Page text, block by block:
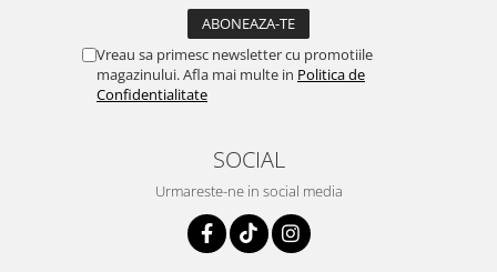
Vreau sa primesc newsletter cu promotiile
magazinului. Afla mai multe in Politica de
Confidentialitate
SOCIAL
Urmareste-ne in social media